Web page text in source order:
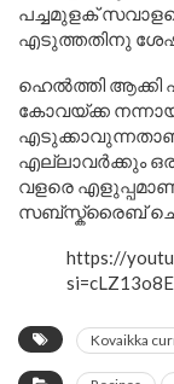
പച്ചമുളക്
എടുത്തതിനു
ഹെൽത്തി ആക്കി
കോവയ്ക്ക
എല്ലാവർക്കും
വളരെ
സബ്സ്ക്രൈബ്
https://
Kovaikka